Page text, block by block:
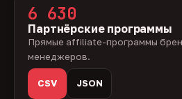
6 630
Партнёрские программы
Прямые affiliate-программы
менеджеров.
CSV JSON